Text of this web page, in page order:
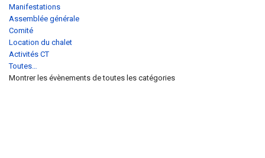
Manifestations
Assemblée générale
Comité
Location du chalet
Activités CT
Toutes…
Montrer les évènements de toutes les catégories